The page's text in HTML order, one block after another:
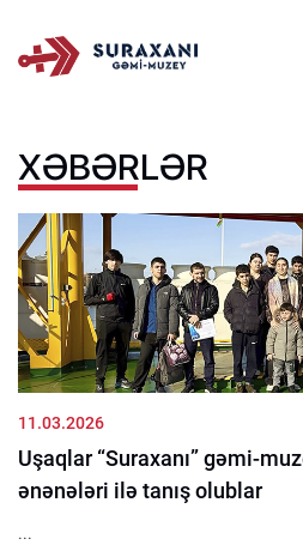
XƏBƏRLƏR
11.03.2026
Uşaqlar “Suraxanı” gəmi-
ənənələri ilə tanış olublar
...